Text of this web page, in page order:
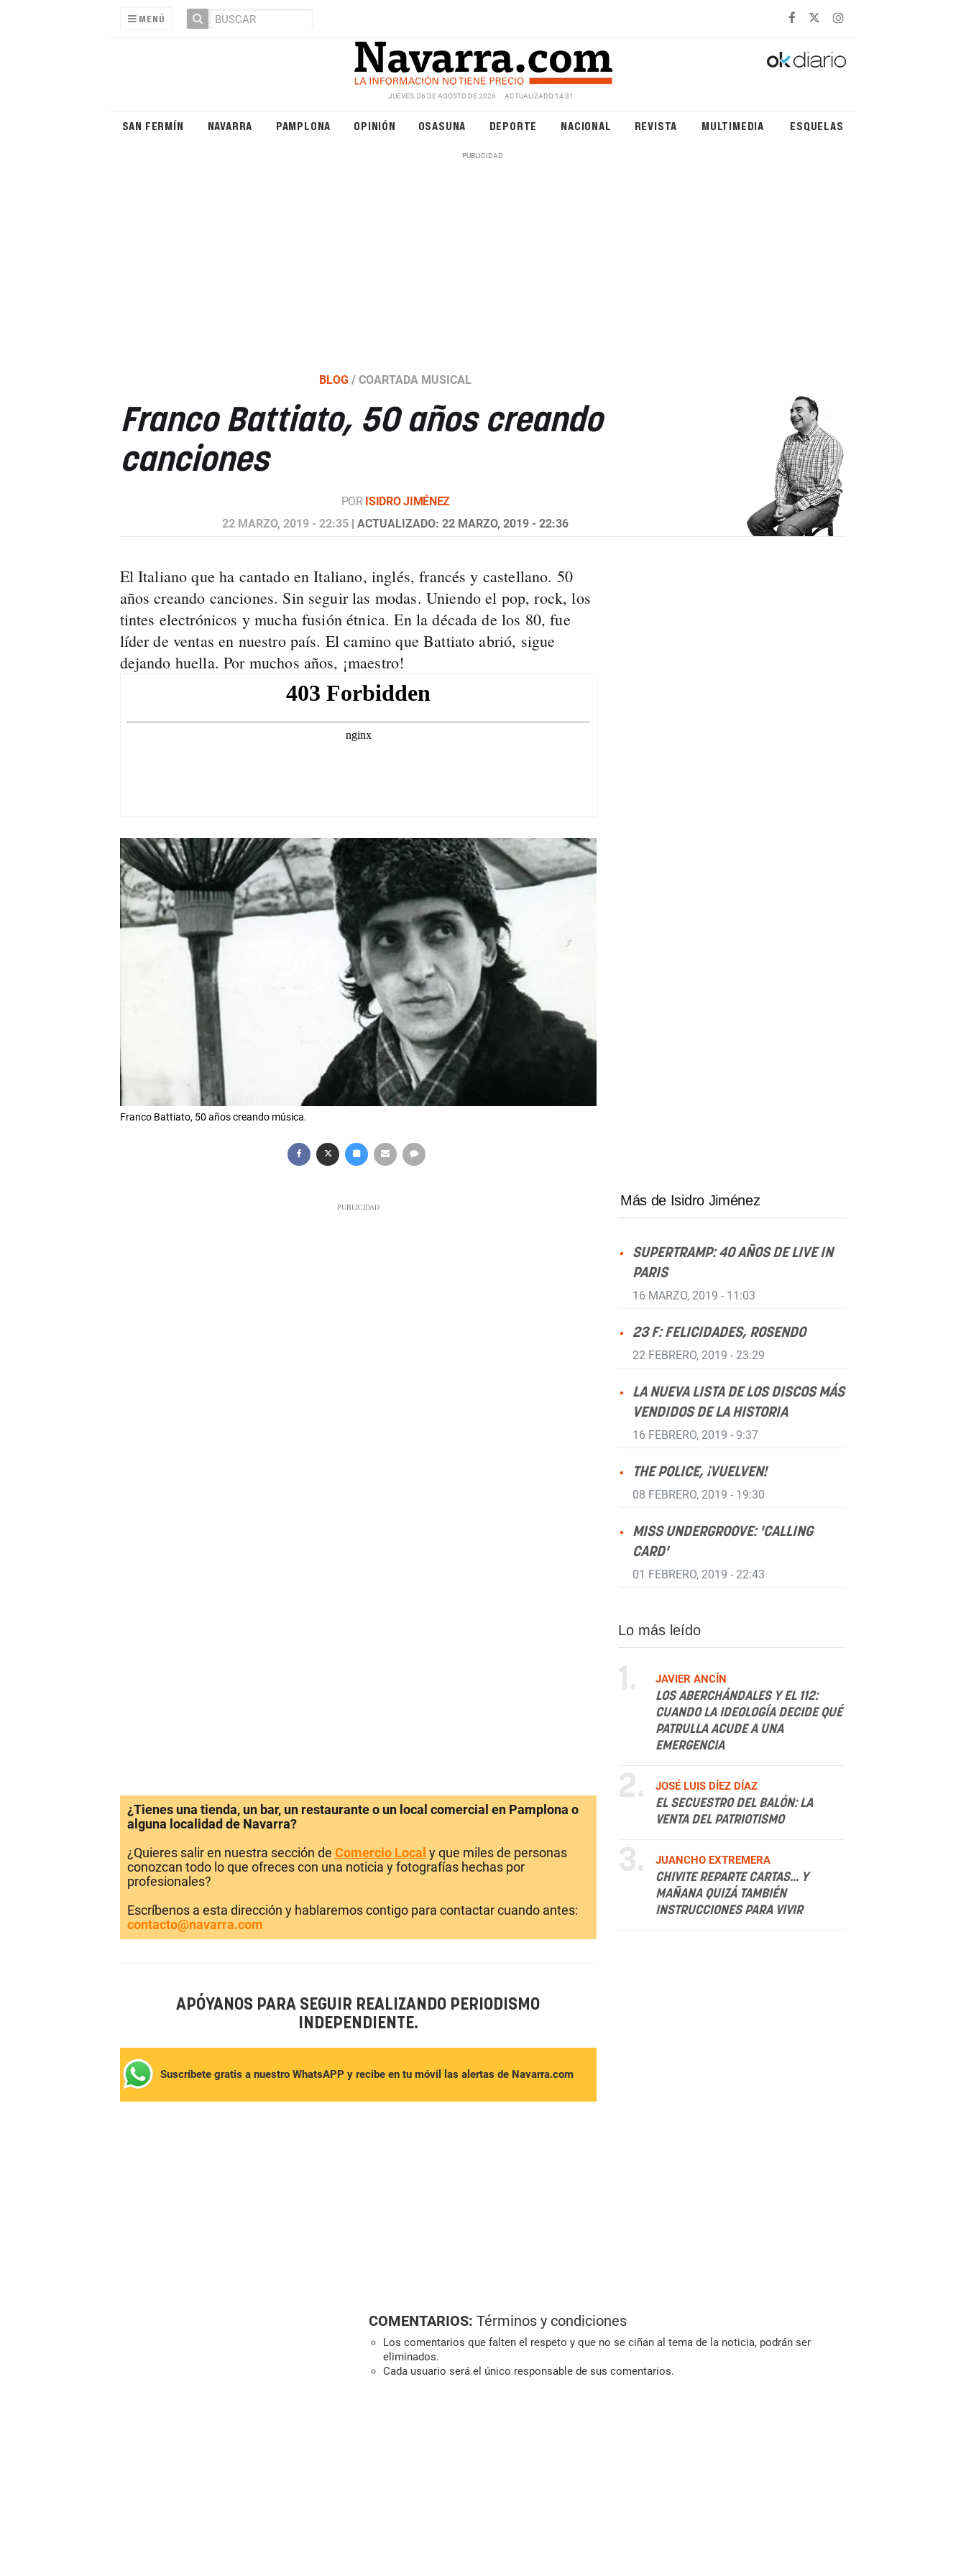
MENÚ
JUEVES, 06 DE AGOSTO DE 2026 ACTUALIZADO 14:31
SAN FERMÍN NAVARRA PAMPLONA OPINIÓN OSASUNA DEPORTE NACIONAL REVISTA MULTIMEDIA ESQUELAS
BLOG/COARTADA MUSICAL
Franco Battiato, 50 años creando
canciones
POR ISIDRO JIMÉNEZ
22 MARZO, 2019 - 22:35 | ACTUALIZADO: 22 MARZO, 2019 - 22:36
El Italiano que ha cantado en Italiano, inglés, francés y castellano. 50
años creando canciones. Sin seguir las modas. Uniendo el pop, rock, los
tintes electrónicos y mucha fusión étnica. En la década de los 80, fue
líder de ventas en nuestro país. El camino que Battiato abrió, sigue
dejando huella. Por muchos años, ¡maestro!
Franco Battiato, 50 años creando música.
Más de Isidro Jiménez
SUPERTRAMP: 40 AÑOS DE LIVE IN
PARIS
16 MARZO, 2019 - 11:03
23 F: FELICIDADES, ROSENDO
22 FEBRERO, 2019 - 23:29
LA NUEVA LISTA DE LOS DISCOS MÁS
VENDIDOS DE LA HISTORIA
16 FEBRERO, 2019 - 9:37
THE POLICE, ¡VUELVEN!
08 FEBRERO, 2019 - 19:30
MISS UNDERGROOVE: 'CALLING
CARD'
01 FEBRERO, 2019 - 22:43
¿Tienes una tienda, un bar, un restaurante o un local comercial en Pamplona o
alguna localidad de Navarra?
¿Quieres salir en nuestra sección de Comercio Local y que miles de personas
conozcan todo lo que ofreces con una noticia y fotografías hechas por
profesionales?
Escríbenos a esta dirección y hablaremos contigo para contactar cuando antes:
contacto@navarra.com
APÓYANOS PARA SEGUIR REALIZANDO PERIODISMO
INDEPENDIENTE.
Suscríbete gratis a nuestro WhatsAPP y recibe en tu móvil las alertas de Navarra.com
Lo más leído
1.
JAVIER ANCÍN
LOS ABERCHÁNDALES Y EL 112:
CUANDO LA IDEOLOGÍA DECIDE QUÉ
PATRULLA ACUDE A UNA
EMERGENCIA
2.
JOSÉ LUIS DÍEZ DÍAZ
EL SECUESTRO DEL BALÓN: LA
VENTA DEL PATRIOTISMO
3.
JUANCHO EXTREMERA
CHIVITE REPARTE CARTAS... Y
MAÑANA QUIZÁ TAMBIÉN
INSTRUCCIONES PARA VIVIR
COMENTARIOS:Términos y condiciones
Los comentarios que falten el respeto y que no se ciñan al tema de la noticia, podrán ser
eliminados.
Cada usuario será el único responsable de sus comentarios.